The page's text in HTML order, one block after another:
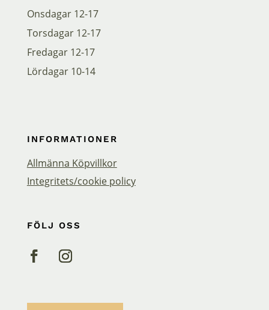
Onsdagar 12-17
Torsdagar 12-17
Fredagar 12-17
Lördagar 10-14
INFORMATIONER
Allmänna Köpvillkor
Integritets/cookie policy
FÖLJ OSS